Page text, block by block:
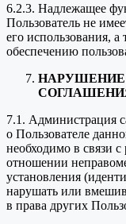
6.2.3. Надлежащее
Пользователь не
его использования, а
обеспечению
НАРУШЕНИЕ
7.1. Администрация
о Пользователе
необходимо в связи
отношении
установления
нарушать или
в права других